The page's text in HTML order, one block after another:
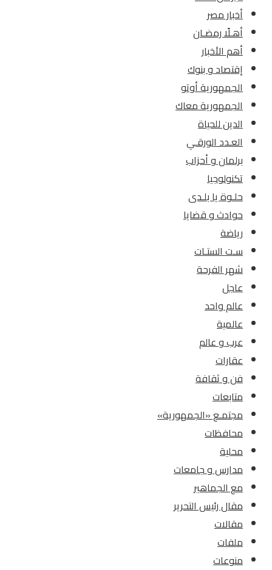
أخبار مصر
أهـلًا رمضـان
أهم الأخبار
إقتصاد و بنوك
الجمهورية أوتو
الجمهورية معاك
الدين للحياة
العـدد الورقـي
برلمان و أحزاب
تكنولوجيا
حلـوة يا بلـدى
حوادث و قضايا
رياضة
سـت الستـات
شهر الفرحة
عاجل
عالم واحد
عالمية
عرب و عالم
عقارات
فن و ثقافة
متابعات
مجتمـع «الجمهورية»
محافظات
محلية
مدارس و جامعات
مع الجماهير
مقال رئيس التحرير
مقالات
ملفات
منوعات